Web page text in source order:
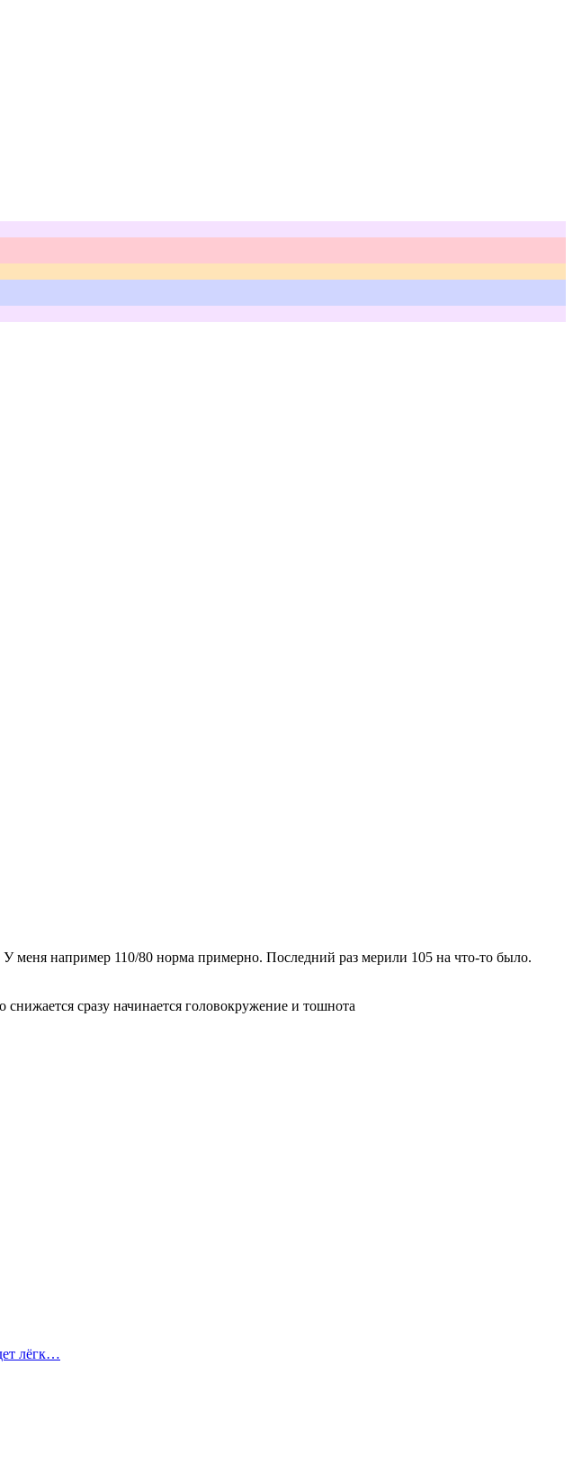
меня например 110/80 норма примерно. Последний раз мерили 105 на что-то было.
сразу начинается головокружение и тошнота
лёгк…